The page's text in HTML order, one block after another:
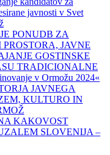
javnosti v Svet
PONUDB ZA
JAVNE
GOSTINSKE
TRADICIONALNE
v Ormožu 2024«
JAVNEGA
KULTURO IN
KAKOVOST
SLOVENIJA –